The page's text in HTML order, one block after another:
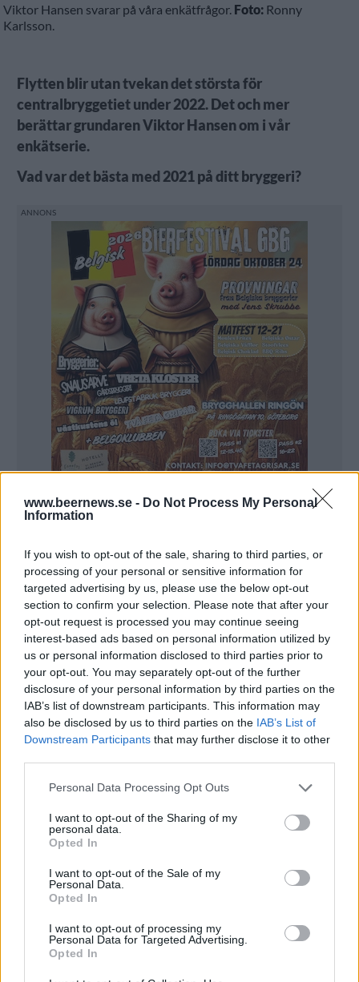
www.beernews.se - Do Not Process My Personal
Information
If you wish to opt-out of the sale, sharing to third parties, or
processing of your personal or sensitive information for
targeted advertising by us, please use the below opt-out
section to confirm your selection. Please note that after your
opt-out request is processed you may continue seeing
interest-based ads based on personal information utilized by
us or personal information disclosed to third parties prior to
your opt-out. You may separately opt-out of the further
disclosure of your personal information by third parties on the
IAB’s list of downstream participants. This information may
also be disclosed by us to third parties on the IAB’s List of
Downstream Participants that may further disclose it to other
Personal Data Processing Opt Outs
I want to opt-out of the Sharing of my
personal data.
Opted In
I want to opt-out of the Sale of my
Personal Data.
Opted In
I want to opt-out of processing my
Personal Data for Targeted Advertising.
Opted In
Viktor Hansen svarar på våra enkätfrågor. Foto: Ronny
Karlsson.
Flytten blir utan tvekan det största för
centralbryggetiet under 2022. Det och mer
berättar grundaren Viktor Hansen om i vår
enkätserie.
Vad var det bästa med 2021 på ditt bryggeri?
– Bäst är flytten av bryggeriet till lokalare delar av
kommer vi bland annat kunna erbjuda provningar
mer lättillgängligt i vårt nybyggda taproom och
under hösten investerade vi även i närliggande
restaurang vilket möjliggjorde att vi fick cirka 1200
kvadratmeter där vi kan erbjuda större event och
dryckesmässor mm.
Vad var det sämsta med 2021 på ditt bryggeri?
– Det får nog bli flytten även här även då det indirekt
hör ihop. Bygget drog ut på tiden på grund av
kraftiga förseningar av diverse material som gjorde
att produktionen stod stilla en längre tid än
själv men nu är vi igång igen för fullt. Det positiva
med stillaståendet , om något, var väl att vi duckade
ganska höga elkostnader.
Vad skulle ett beslut om gårdsförsäljning betyda
– Ganska mycket. Vår nya positionering är i ett